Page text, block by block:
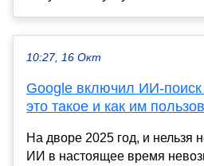
10:27, 16 Окт
Google включил ИИ-
это такое и как им
На дворе 2025 год, и нельзя
ИИ в настоящее время